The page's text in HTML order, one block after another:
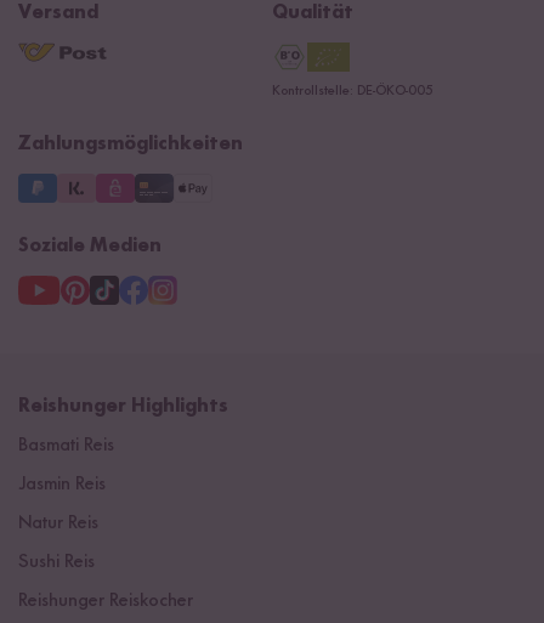
Kontaktformular
Navacopah
Reishunger Gutscheine
Versand Qualität
Kontrollstelle: DE-ÖKO-005
Zahlungsmöglichkeiten
Soziale Medien
Reishunger Highlights
Basmati Reis
Jasmin Reis
Natur Reis
Sushi Reis
Reishunger Reiskocher